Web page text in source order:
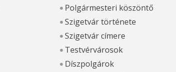
Polgármesteri köszöntő
Szigetvár története
Szigetvár címere
Testvérvárosok
Díszpolgárok